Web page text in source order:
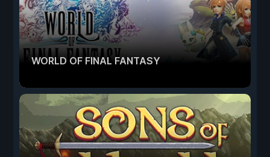
WORLD OF FINAL FANTASY